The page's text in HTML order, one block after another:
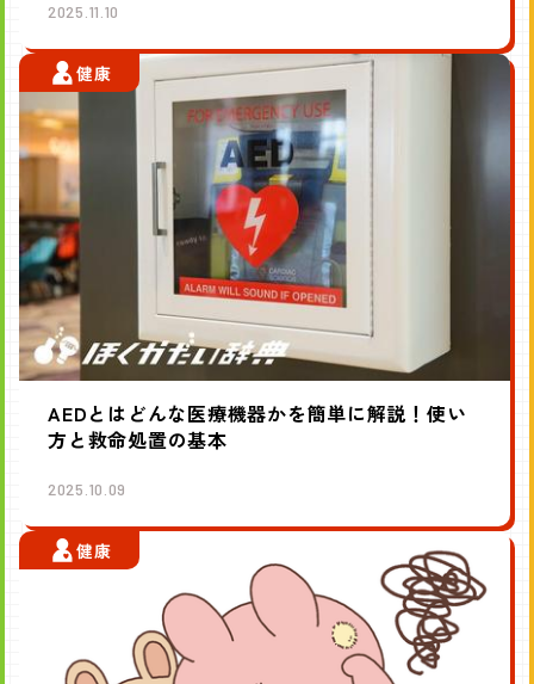
2025.11.10
健康
AEDとはどんな医療機器かを簡単に解説！使い
方と救命処置の基本
2025.10.09
健康